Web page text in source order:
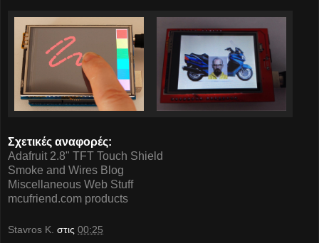
Σχετικές αναφορές:
Adafruit 2.8" TFT Touch Shield
Smoke and Wires Blog
Miscellaneous Web Stuff
mcufriend.com products
Stavros K. στις 00:25